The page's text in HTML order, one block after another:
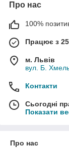
Про нас
100%
Працює з
м. Львів
вул. Б.
Контакти
Сьогодні
Показати
Про нас